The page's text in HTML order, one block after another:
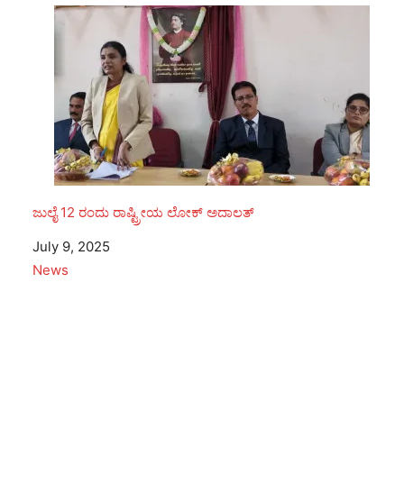
ಜುಲೈ 12 ರಂದು ರಾಷ್ಟ್ರೀಯ ಲೋಕ್ ಅದಾಲತ್
Date
July 9, 2025
In relation to
News